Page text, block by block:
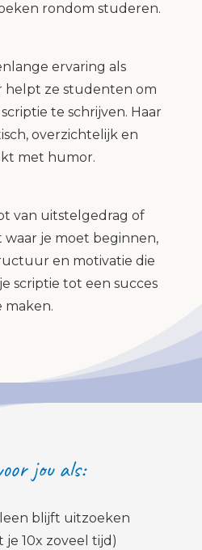
rondom studeren.
ervaring als
helpt ze studenten om
te schrijven. Haar
overzichtelijk en
met humor.
van uitstelgedrag of
je moet beginnen,
en motivatie die
scriptie tot een succes
maken.
jou als:
blijft uitzoeken
je 10x zoveel tijd)